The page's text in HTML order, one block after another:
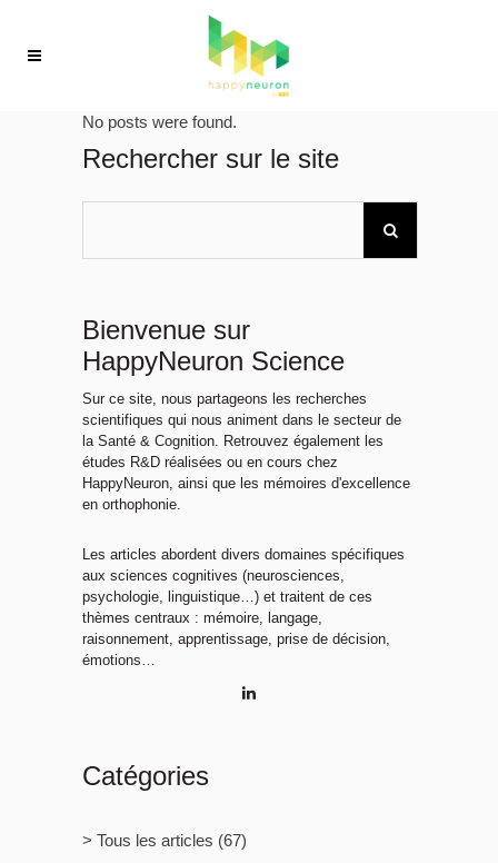
No posts were found.
Rechercher sur le site
Bienvenue sur
HappyNeuron Science
Sur ce site, nous partageons les recherches
scientifiques qui nous animent dans le secteur de
la Santé & Cognition. Retrouvez également les
études R&D réalisées ou en cours chez
HappyNeuron, ainsi que les mémoires d'excellence
en orthophonie.
Les articles abordent divers domaines spécifiques
aux sciences cognitives (neurosciences,
psychologie, linguistique…) et traitent de ces
thèmes centraux : mémoire, langage,
raisonnement, apprentissage, prise de décision,
émotions…
Catégories
> Tous les articles (67)